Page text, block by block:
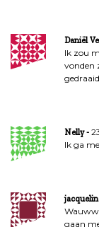
Daniël
Ik zou
vonden
Nelly
Ik ga
gaan